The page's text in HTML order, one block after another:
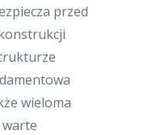
przed
wieloma